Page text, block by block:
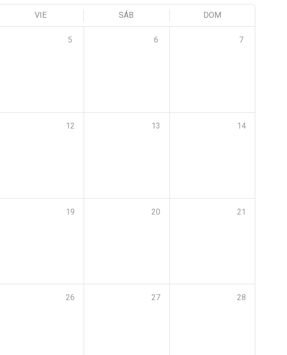
VIE SÁB DOM
5 6 7
12 13 14
19 20 21
26 27 28